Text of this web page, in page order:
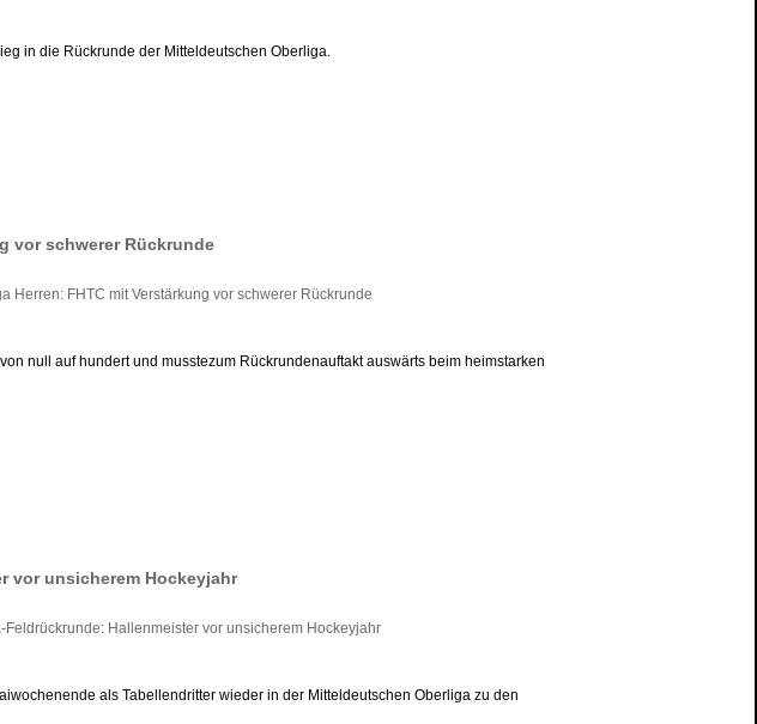
in die Rückrunde der Mitteldeutschen Oberliga.
vor schwerer Rückrunde
null auf hundert und musstezum Rückrundenauftakt auswärts beim heimstarken
vor unsicherem Hockeyjahr
als Tabellendritter wieder in der Mitteldeutschen Oberliga zu den